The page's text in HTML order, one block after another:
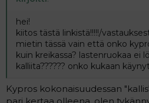
hei!
kiitos tästä linkistä!!!!!/
mietin tässä vain että onko
kuin kreikassa? lastenruokaa ei
kalliita?????? onko kukaan
Kypros kokonaisuudessan